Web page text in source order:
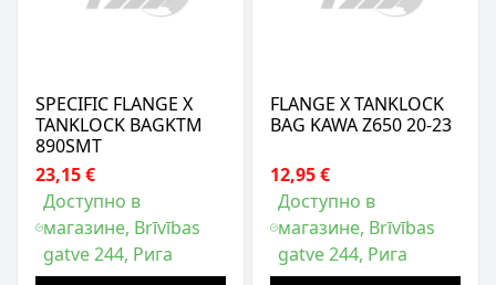
SPECIFIC FLANGE X
TANKLOCK BAGKTM
890SMT
23,15 €
Доступно в
магазине, Brīvības
gatve 244, Рига
FLANGE X TANKLOCK
BAG KAWA Z650 20-23
12,95 €
Доступно в
магазине, Brīvības
gatve 244, Рига